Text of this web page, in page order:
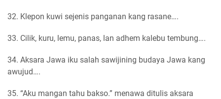
32. Klepon kuwi sejenis panganan kang rasane….
33. Cilik, kuru, lemu, panas, lan adhem kalebu tembung….
34. Aksara Jawa iku salah sawijining budaya Jawa kang
awujud….
35. “Aku mangan tahu bakso.” menawa ditulis aksara